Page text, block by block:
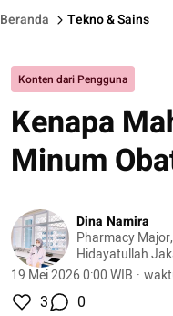
Beranda Tekno & Sains
Konten dari Pengguna
Kenapa
Minum
Dina Namira
Pharmacy
Hidayatullah
19 Mei 2026 0:00 WIB ·
3 0